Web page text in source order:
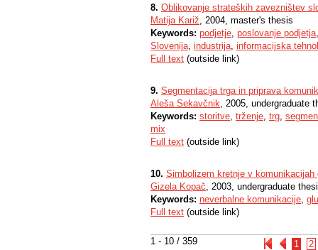
1 - 10 / 359 1 2
8. Oblikovanje strateških zavezništev
Matija Kariž, 2004, master's thesis
Keywords: podjetje, poslovanje podjetja
Slovenija, industrija, informacijska
Full text (outside link)
9. Segmentacija trga in priprava
Aleša Sekavčnik, 2005, undergraduate
Keywords: storitve, trženje, trg,
mix
Full text (outside link)
10. Simbolizem kretnje v komunikacijah
Gizela Kopač, 2003, undergraduate
Keywords: neverbalne komunikacije,
Full text (outside link)